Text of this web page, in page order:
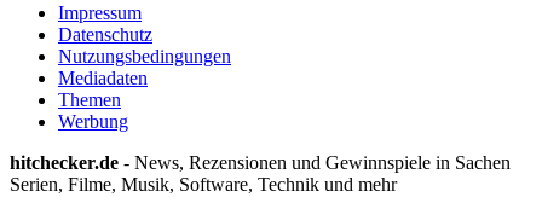
Impressum
Datenschutz
Nutzungsbedingungen
Mediadaten
Themen
Werbung
hitchecker.de - News, Rezensionen und Gewinnspiele in Sachen
Serien, Filme, Musik, Software, Technik und mehr